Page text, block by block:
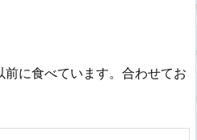
に食べています。合わせてお